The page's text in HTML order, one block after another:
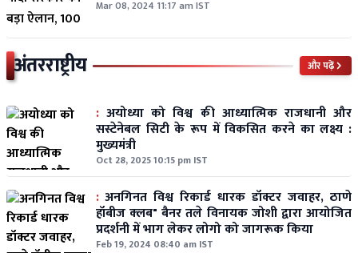
Mar 08, 2024 11:17 am IST
अंतरराष्ट्रीय और पढ़ें
: अयोध्या को विश्व की आध्यात्मिक राजधानी और
सस्टेनेबल सिटी के रूप में विकसित करने का लक्ष्य :
मुख्यमंत्री
Oct 28, 2025 10:15 pm IST
: अनगिनत विश्व रिकार्ड धारक डॉक्टर जवाहर, ठाणे
हॉबीज क्लब" बैनर तले विनायक जोशी द्वारा आयोजित
प्रदर्शनी में भाग लेकर लोगो को जागरूक किया
Feb 19, 2024 08:40 am IST